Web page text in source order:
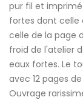
pur fil et imprimé
fortes dont celle
celle de la page
froid de l'atelier
eaux fortes. Le
avec 12 pages
Ouvrage